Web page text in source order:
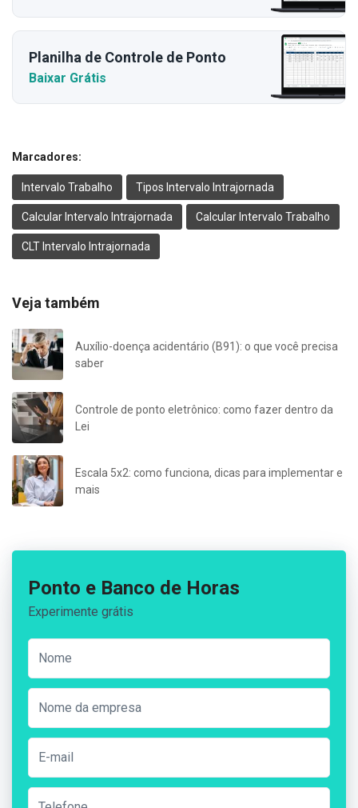
Planilha de Controle de Ponto
Baixar Grátis
Marcadores:
Intervalo Trabalho Tipos Intervalo Intrajornada
Calcular Intervalo Intrajornada Calcular Intervalo Trabalho
CLT Intervalo Intrajornada
Veja também
Auxílio-doença acidentário (B91): o que você precisa
saber
Controle de ponto eletrônico: como fazer dentro da
Lei
Escala 5x2: como funciona, dicas para implementar e
mais
Ponto e Banco de Horas
Experimente grátis